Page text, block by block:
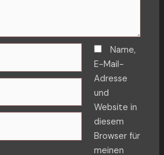
Name,
E-Mail-
Adresse
und
Website in
diesem
Browser für
meinen